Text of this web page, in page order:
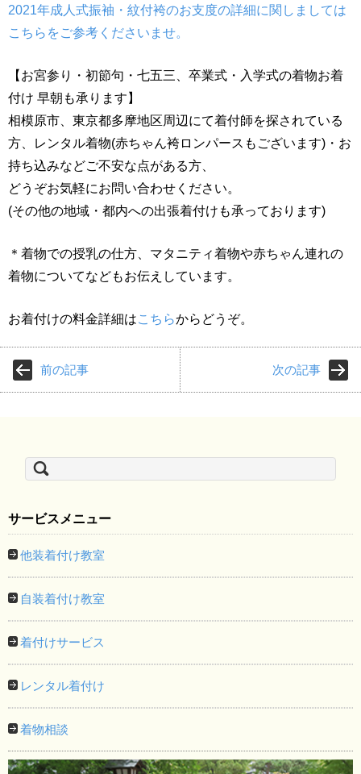
2021年成人式振袖・紋付袴のお支度の詳細に関しましては
こちらをご参考くださいませ。
【お宮参り・初節句・七五三、卒業式・入学式の着物お着
付け 早朝も承ります】
相模原市、東京都多摩地区周辺にて着付師を探されている
方、レンタル着物(赤ちゃん袴ロンパースもございます)・お
持ち込みなどご不安な点がある方、
どうぞお気軽にお問い合わせください。
(その他の地域・都内への出張着付けも承っております)
＊着物での授乳の仕方、マタニティ着物や赤ちゃん連れの
着物についてなどもお伝えしています。
お着付けの料金詳細はこちらからどうぞ。
前の記事 次の記事
索:
サービスメニュー
他装着付け教室
自装着付け教室
着付けサービス
レンタル着付け
着物相談